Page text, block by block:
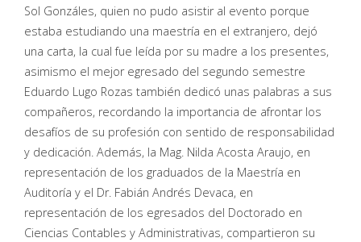
Sol Gonzáles, quien no pudo asistir al evento porque
estaba estudiando una maestría en el extranjero, dejó
una carta, la cual fue leída por su madre a los presentes,
asimismo el mejor egresado del segundo semestre
Eduardo Lugo Rozas también dedicó unas palabras a sus
compañeros, recordando la importancia de afrontar los
desafíos de su profesión con sentido de responsabilidad
y dedicación. Además, la Mag. Nilda Acosta Araujo, en
representación de los graduados de la Maestría en
Auditoría y el Dr. Fabián Andrés Devaca, en
representación de los egresados del Doctorado en
Ciencias Contables y Administrativas, compartieron su